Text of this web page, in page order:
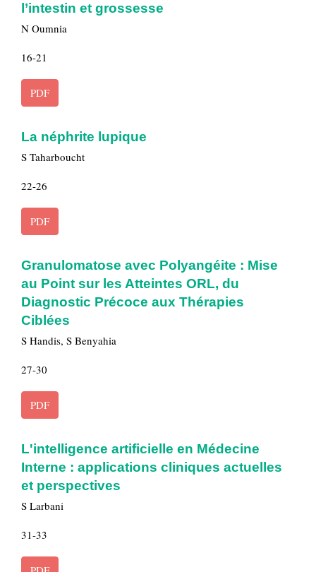
l’intestin et grossesse
N Oumnia
16-21
PDF
La néphrite lupique
S Taharboucht
22-26
PDF
Granulomatose avec Polyangéite : Mise
au Point sur les Atteintes ORL, du
Diagnostic Précoce aux Thérapies
Ciblées
S Handis, S Benyahia
27-30
PDF
L'intelligence artificielle en Médecine
Interne : applications cliniques actuelles
et perspectives
S Larbani
31-33